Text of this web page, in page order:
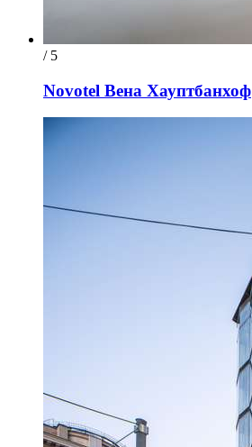
/ 5
Novotel Вена Хауптбанхоф